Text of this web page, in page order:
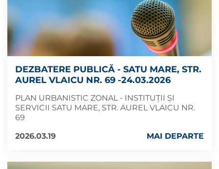
DEZBATERE PUBLICĂ - SATU MARE, STR.
AUREL VLAICU NR. 69 -24.03.2026
PLAN URBANISTIC ZONAL - INSTITUȚII ȘI
SERVICII SATU MARE, STR. AUREL VLAICU NR.
69
2026.03.19
MAI DEPARTE